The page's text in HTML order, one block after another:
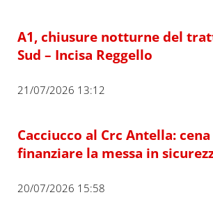
A1, chiusure notturne del
Sud – Incisa Reggello
21/07/2026 13:12
Cacciucco al Crc Antella:
finanziare la messa in
20/07/2026 15:58